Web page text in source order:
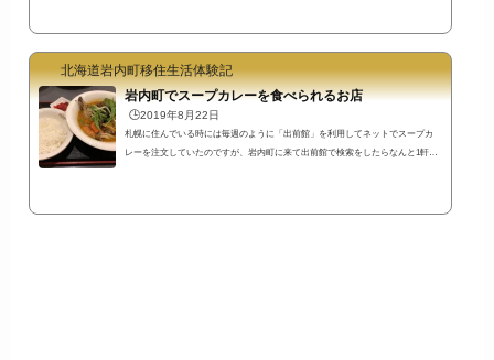
ン・カレーアクセス情報シン・カレーInstagram↓https://www.instagram.com/shin_
curry1/岩内町唯一の一方通行がある通りの近くです。駐車場もあるので、車で
行っ...
北海道岩内町移住生活体験記
岩内町でスープカレーを食べられるお店
🕒️2019年8月22日
札幌に住んでいる時には毎週のように「出前館」を利用してネットでスープカ
レーを注文していたのですが、岩内町に来て出前館で検索をしたらなんと1軒も